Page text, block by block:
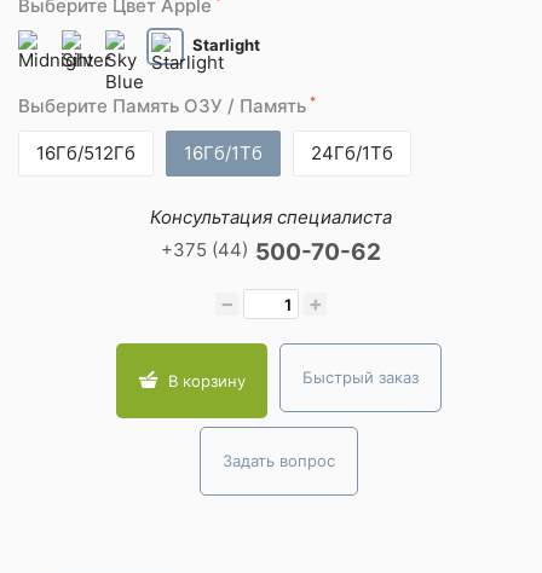
Выберите Цвет Apple
Starlight
Выберите Память ОЗУ / Память *
16Гб/512Гб 16Гб/1Тб 24Гб/1Тб
Консультация специалиста
+375 (44) 500-70-62
− +
В корзину Быстрый заказ
Задать вопрос